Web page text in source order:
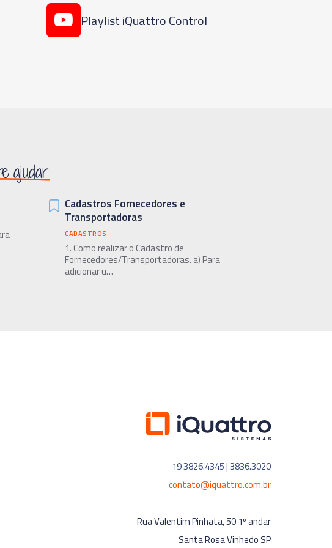
Playlist iQuattro Control
ajudar
Cadastros Fornecedores e
Transportadoras
CADASTROS
1. Como realizar o Cadastro de
Fornecedores/Transportadoras. a) Para
adicionar u…
19 3826.4345 | 3836.3020
contato@iquattro.com.br
Rua Valentim Pinhata, 50 1º andar
Santa Rosa Vinhedo SP